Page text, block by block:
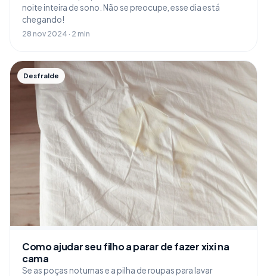
noite inteira de sono. Não se preocupe, esse dia está
chegando!
28 nov 2024 · 2 min
Desfralde
Como ajudar seu filho a parar de fazer xixi na
cama
Se as poças noturnas e a pilha de roupas para lavar